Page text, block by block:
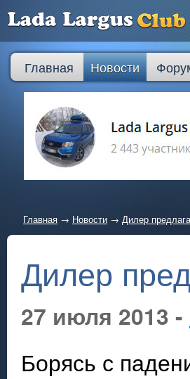
Главная Новости
Главная → Новости → Дилер
Дилер
27 июля 2013 -
Борясь с